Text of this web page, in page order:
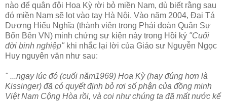
nào để quân đội Hoa Kỳ rời bỏ miền Nam, dù biết rằng sau
đó miền Nam sẽ lọt vào tay Hà Nội. Vào năm 2004, Đại Tá
Dương Hiếu Nghĩa (thành viên trong Phái đoàn Quân Sự
Bốn Bên VN) minh chứng sự kiện này trong Hồi ký "Cuối
đời binh nghiệp" khi nhắc lại lời của Giáo sư Nguyễn Ngọc
Huy nguyên văn như sau:
" ...ngay lúc đó (cuối năm1969) Hoa Kỳ (hay đúng hơn là
Kissinger) đã có quyết định bỏ rơi số phận của đồng minh
Việt Nam Cộng Hòa rồi, và coi như chúng ta đã mất nước kể